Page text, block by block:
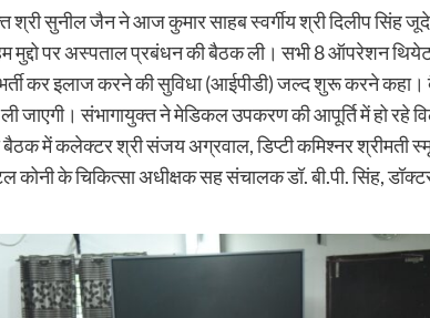
सुनील जैन ने आज कुमार साहब स्वर्गीय श्री दिलीप सिंह
मुद्दो पर अस्पताल प्रबंधन की बैठक ली। सभी 8 ऑपरेशन
कर इलाज करने की सुविधा (आईपीडी) जल्द शुरू करने कहा।
जाएगी। संभागायुक्त ने मेडिकल उपकरण की आपूर्ति में हो रहे
में कलेक्टर श्री संजय अग्रवाल, डिप्टी कमिश्नर श्रीमती
कोनी के चिकित्सा अधीक्षक सह संचालक डॉ. बी.पी. सिंह,